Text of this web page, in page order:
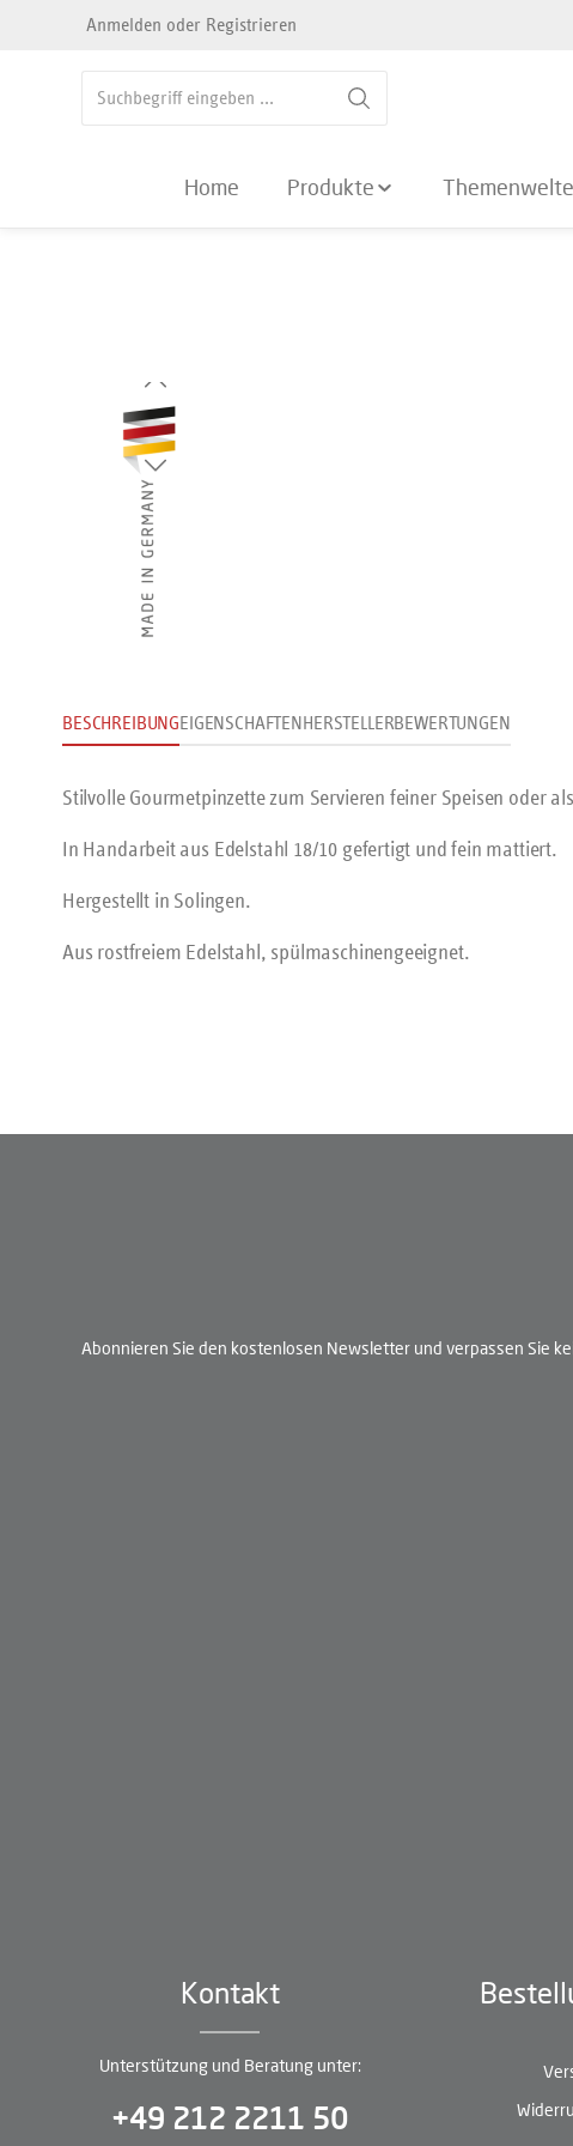
Zur Hauptnavigation springen
Anmelden oder Registrieren
Home Produkte
BESCHREIBUNGEIGENSCHAFTENHERSTELLERBEWERTUNGEN
Stilvolle Gourmetpinzette zum Servieren feiner Speisen oder
In Handarbeit aus Edelstahl 18/10 gefertigt und fein mattiert.
Hergestellt in Solingen.
Aus rostfreiem Edelstahl, spülmaschinengeeignet.
Abonnieren Sie den kostenlosen Newsletter und verpassen Sie
Kontakt
Unterstützung und Beratung unter:
+49 212 2211 50